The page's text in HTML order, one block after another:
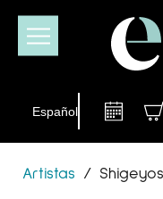
Artistas /